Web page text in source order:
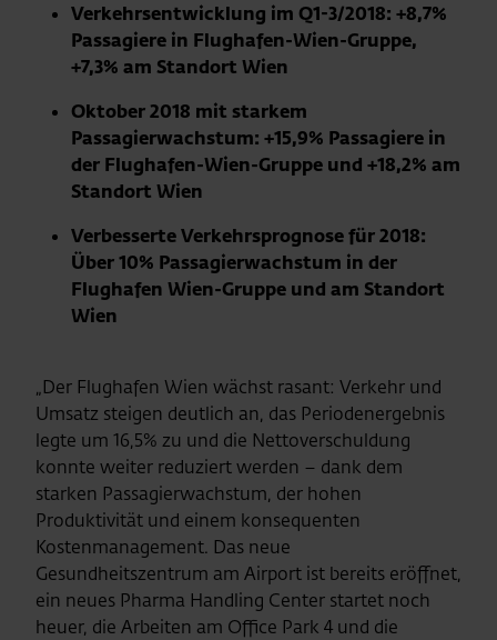
Verkehrsentwicklung im Q1-3/2018: +8,7%
Passagiere in Flughafen-Wien-Gruppe,
+7,3% am Standort Wien
Oktober 2018 mit starkem
Passagierwachstum: +15,9% Passagiere in
der Flughafen-Wien-Gruppe und +18,2% am
Standort Wien
Verbesserte Verkehrsprognose für 2018:
Über 10% Passagierwachstum in der
Flughafen Wien-Gruppe und am Standort
Wien
„Der Flughafen Wien wächst rasant: Verkehr und
Umsatz steigen deutlich an, das Periodenergebnis
legte um 16,5% zu und die Nettoverschuldung
konnte weiter reduziert werden – dank dem
starken Passagierwachstum, der hohen
Produktivität und einem konsequenten
Kostenmanagement. Das neue
Gesundheitszentrum am Airport ist bereits eröffnet,
ein neues Pharma Handling Center startet noch
heuer, die Arbeiten am Office Park 4 und die